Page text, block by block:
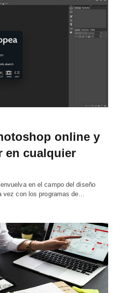
online y
en cualquier
en el campo del diseño
vez con los programas de…